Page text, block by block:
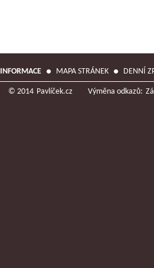
INFORMACE . MAPA STRÁNEK . DENNÍ
© 2014 Pavlíček.cz Výměna odkazů: